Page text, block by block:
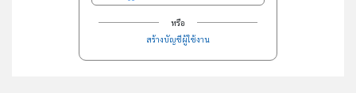
หรือ
สร้างบัญชีผู้ใช้งาน